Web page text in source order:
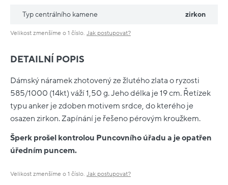
DETAILNÍ POPIS
Dámský náramek zhotovený ze žlutého zlata o ryzosti
585/1000 (14kt) váží 1,50 g. Jeho délka je 19 cm. Řetízek
typu anker je zdoben motivem srdce, do kterého je
osazen zirkon. Zapínání je řešeno pérovým kroužkem.
Šperk prošel kontrolou Puncovního úřadu a je opatřen
úředním puncem.
Velikost zmenšíme o 1 číslo. Jak postupovat?
Typ centrálního kamene zirkon
Velikost zmenšíme o 1 číslo. Jak postupovat?